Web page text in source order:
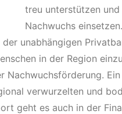
treu unterstützen
Nachwuchs
unabhängigen
in der Region
verwurzelten und
geht es auch in der